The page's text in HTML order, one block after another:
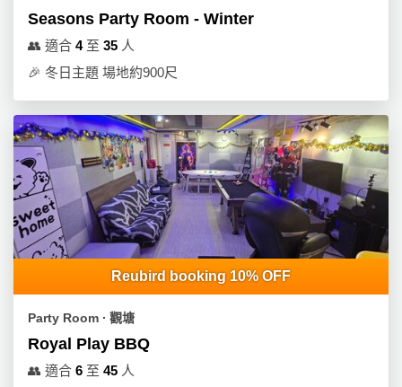
Seasons Party Room - Winter
👥 適合 4至 35 人
🎉 冬日主題 場地約900尺
Reubird booking 10% OFF
Party Room ∙ 觀塘
Royal Play BBQ
👥 適合 6 至 45 人